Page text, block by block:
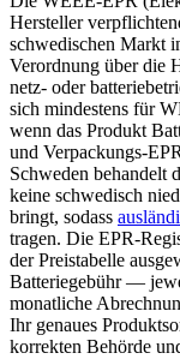
Hersteller
schwedischen Markt
Verordnung über die
netz- oder
sich mindestens für
wenn das Produkt
und Verpackungs-
Schweden behandelt
keine schwedisch
bringt, sodass
tragen. Die EPR-
der Preistabelle
Batteriegebühr —
monatliche
Ihr genaues
korrekten Behörde